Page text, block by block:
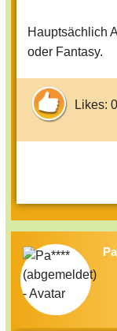
Hauptsächlich
oder Fantasy.
Likes: 0